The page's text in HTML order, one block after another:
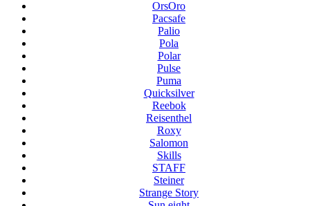
OrsOro
Pacsafe
Palio
Pola
Polar
Pulse
Puma
Quicksilver
Reebok
Reisenthel
Roxy
Salomon
Skills
STAFF
Steiner
Strange Story